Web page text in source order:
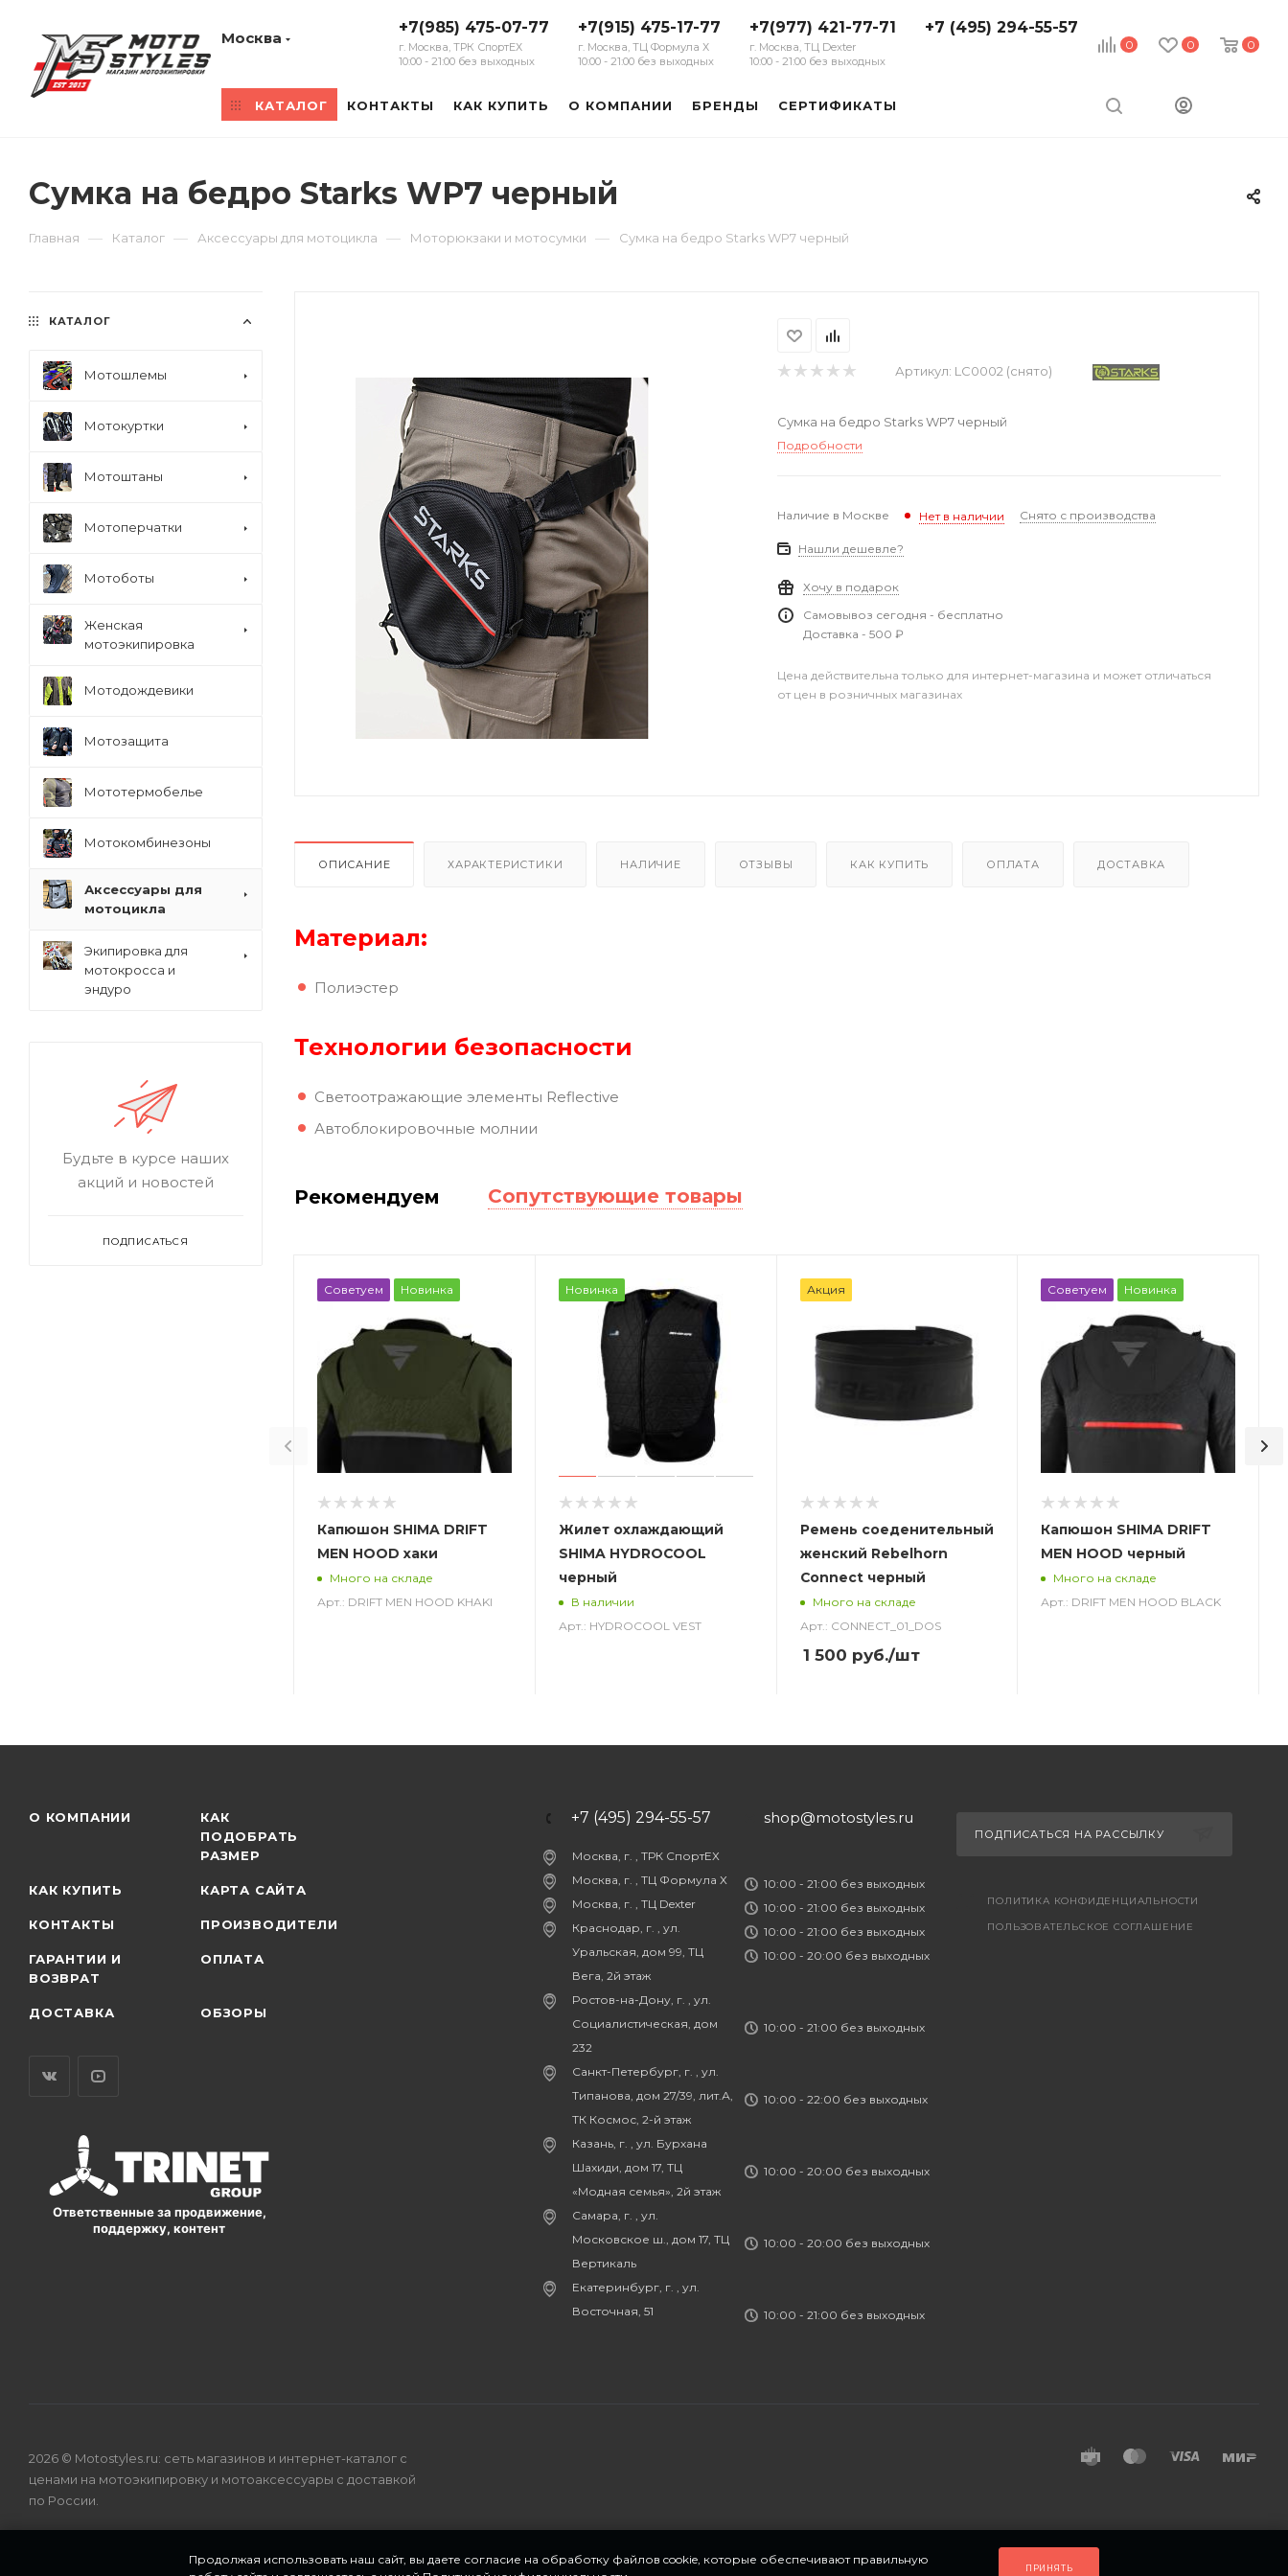
0 0 0
Москва
+7(985) 475-07-77
г. Москва, ТРК СпортЕХ
10:00 - 21:00 без выходных
+7(915) 475-17-77
г. Москва, ТЦ Формула Х
10:00 - 21:00 без выходных
+7(977) 421-77-71
г. Москва, ТЦ Dexter
10:00 - 21:00 без выходных
+7 (495) 294-55-57
КАТАЛОГ КОНТАКТЫ КАК КУПИТЬ О КОМПАНИИ БРЕНДЫ СЕРТИФИКАТЫ
Сумка на бедро Starks WP7 черный
Главная — Каталог — Аксессуары для мотоцикла — Моторюкзаки и мотосумки — Сумка на бедро Starks WP7 черный
Артикул: LC0002 (снято)
Сумка на бедро Starks WP7 черный
Подробности
Наличие в Москве Нет в наличии Снято с производства
Нашли дешевле?
Хочу в подарок
Самовывоз сегодня - бесплатно
Доставка - 500 ₽
Цена действительна только для интернет-магазина и может отличаться
от цен в розничных магазинах
ОПИСАНИЕ ХАРАКТЕРИСТИКИ НАЛИЧИЕ ОТЗЫВЫ КАК КУПИТЬ ОПЛАТА ДОСТАВКА
Материал:
Полиэстер
Технологии безопасности
Светоотражающие элементы Reflective
Автоблокировочные молнии
Рекомендуем Сопутствующие товары
Советуем Новинка
Капюшон SHIMA DRIFT
MEN HOOD хаки
Много на складе
Арт.: DRIFT MEN HOOD KHAKI
Новинка
Жилет охлаждающий
SHIMA HYDROCOOL
черный
В наличии
Арт.: HYDROCOOL VEST
Акция
Ремень соеденительный
женский Rebelhorn
Connect черный
Много на складе
Арт.: CONNECT_01_DOS
1 500 руб./шт
Советуем Новинка
Капюшон SHIMA DRIFT
MEN HOOD черный
Много на складе
Арт.: DRIFT MEN HOOD BLACK
КАТАЛОГ
Мотошлемы
Мотокуртки
Мотоштаны
Мотоперчатки
Мотоботы
Женская
мотоэкипировка
Мотодождевики
Мотозащита
Мототермобелье
Мотокомбинезоны
Аксессуары для
мотоцикла
Экипировка для
мотокросса и
эндуро
Будьте в курсе наших
акций и новостей
ПОДПИСАТЬСЯ
О КОМПАНИИ
КАК
ПОДОБРАТЬ
РАЗМЕР
КАК КУПИТЬ КАРТА САЙТА
КОНТАКТЫ ПРОИЗВОДИТЕЛИ
ГАРАНТИИ И
ВОЗВРАТ
ОПЛАТА
ДОСТАВКА ОБЗОРЫ
Ответственные за продвижение,
поддержку, контент
+7 (495) 294-55-57
Москва, г. , ТРК СпортЕХ
Москва, г. , ТЦ Формула Х
Москва, г. , ТЦ Dexter
Краснодар, г. , ул.
Уральская, дом 99, ТЦ
Вега, 2й этаж
Ростов-на-Дону, г. , ул.
Социалистическая, дом
232
Санкт-Петербург, г. , ул.
Типанова, дом 27/39, лит.А,
ТК Космос, 2-й этаж
Казань, г. , ул. Бурхана
Шахиди, дом 17, ТЦ
«Модная семья», 2й этаж
Самара, г. , ул.
Московское ш., дом 17, ТЦ
Вертикаль
Екатеринбург, г. , ул.
Восточная, 51
shop@motostyles.ru
10:00 - 21:00 без выходных
10:00 - 21:00 без выходных
10:00 - 21:00 без выходных
10:00 - 20:00 без выходных
10:00 - 21:00 без выходных
10:00 - 22:00 без выходных
10:00 - 20:00 без выходных
10:00 - 20:00 без выходных
10:00 - 21:00 без выходных
ПОДПИСАТЬСЯ НА РАССЫЛКУ
ПОЛИТИКА КОНФИДЕНЦИАЛЬНОСТИ
ПОЛЬЗОВАТЕЛЬСКОЕ СОГЛАШЕНИЕ
2026 © Motostyles.ru: сеть магазинов и интернет-каталог с
ценами на мотоэкипировку и мотоаксессуары с доставкой
по России.
Продолжая использовать наш сайт, вы даете согласие на обработку файлов cookie, которые обеспечивают правильную
ПРИНЯТЬ